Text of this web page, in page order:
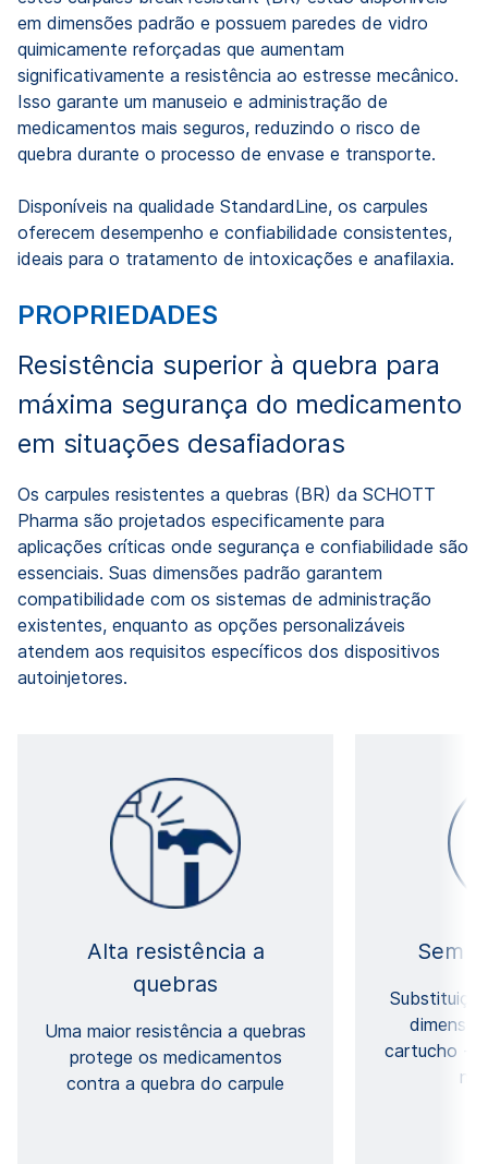
em dimensões padrão e possuem paredes de vidro
quimicamente reforçadas que aumentam
significativamente a resistência ao estresse mecânico.
Isso garante um manuseio e administração de
medicamentos mais seguros, reduzindo o risco de
quebra durante o processo de envase e transporte.
Disponíveis na qualidade StandardLine, os carpules
oferecem desempenho e confiabilidade consistentes,
ideais para o tratamento de intoxicações e anafilaxia.
PROPRIEDADES
Resistência superior à quebra para
máxima segurança do medicamento
em situações desafiadoras
Os carpules resistentes a quebras (BR) da SCHOTT
Pharma são projetados especificamente para
aplicações críticas onde segurança e confiabilidade são
essenciais. Suas dimensões padrão garantem
compatibilidade com os sistemas de administração
existentes, enquanto as opções personalizáveis ​​
atendem aos requisitos específicos dos dispositivos
autoinjetores.
Alta resistência a
quebras
Uma maior resistência a quebras
protege os medicamentos
contra a quebra do carpule
Sem
cartucho -